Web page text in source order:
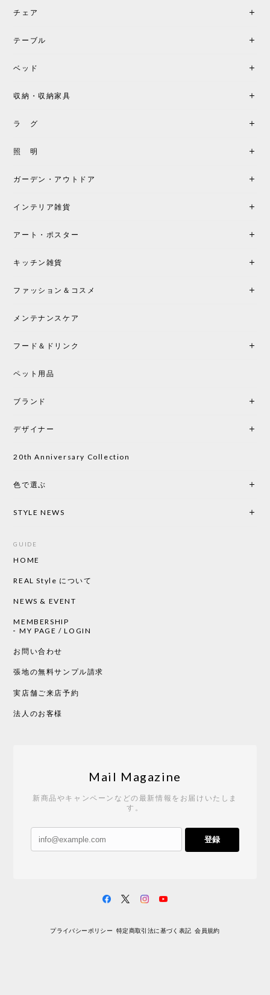
チェア
テーブル
ベッド
収納・収納家具
ラ グ
照 明
ガーデン・アウトドア
インテリア雑貨
アート・ポスター
キッチン雑貨
ファッション＆コスメ
メンテナンスケア
フード＆ドリンク
ペット用品
ブランド
デザイナー
20th Anniversary Collection
色で選ぶ
STYLE NEWS
GUIDE
HOME
REAL Style について
NEWS & EVENT
MEMBERSHIP
MY PAGE / LOGIN
お問い合わせ
張地の無料サンプル請求
実店舗ご来店予約
法人のお客様
Mail Magazine
新商品やキャンペーンなどの最新情報をお届けいたしま
す。
登録
プライバシーポリシー 特定商取引法に基づく表記 会員規約